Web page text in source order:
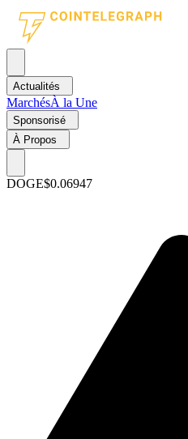
Actualités
MarchésÀ la Une
Sponsorisé
À Propos
DOGE$0.06947